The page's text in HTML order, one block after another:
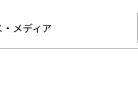
メディア